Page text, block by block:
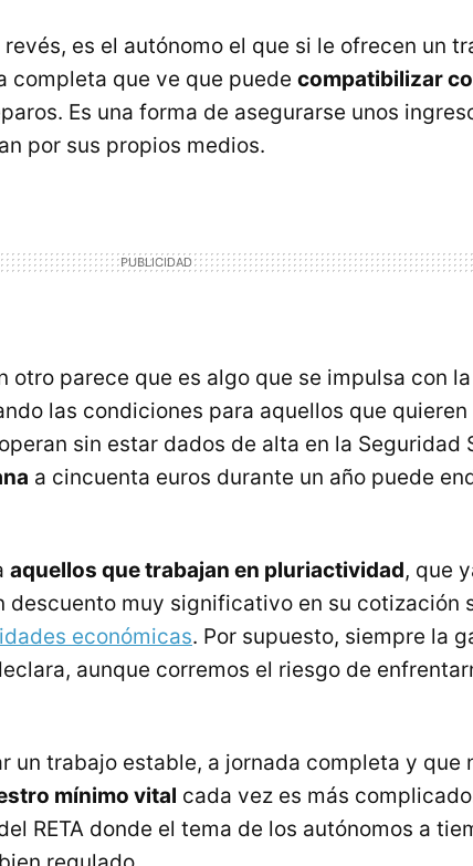
es el autónomo el que si le ofrecen un
completa que ve que puede compatibilizar
Es una forma de asegurarse unos
por sus propios medios.
otro parece que es algo que se impulsa con la
las condiciones para aquellos que quieren
sin estar dados de alta en la Seguridad
a cincuenta euros durante un año puede
aquellos que trabajan en pluriactividad, que
descuento muy significativo en su cotización
económicas. Por supuesto, siempre la
aunque corremos el riesgo de
un trabajo estable, a jornada completa y que
mínimo vital cada vez es más
RETA donde el tema de los autónomos a